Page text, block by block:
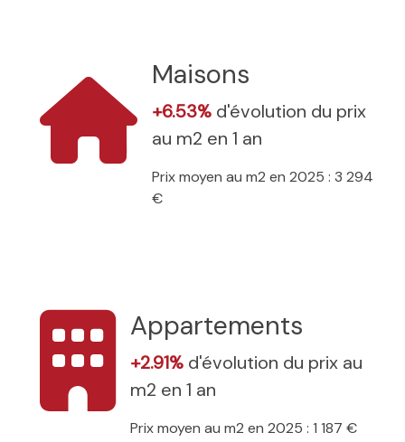
Maisons
+6.53% d'évolution du prix
au m2 en 1 an
Prix moyen au m2 en 2025 : 3 294
€
Appartements
+2.91% d'évolution du prix au
m2 en 1 an
Prix moyen au m2 en 2025 : 1 187 €